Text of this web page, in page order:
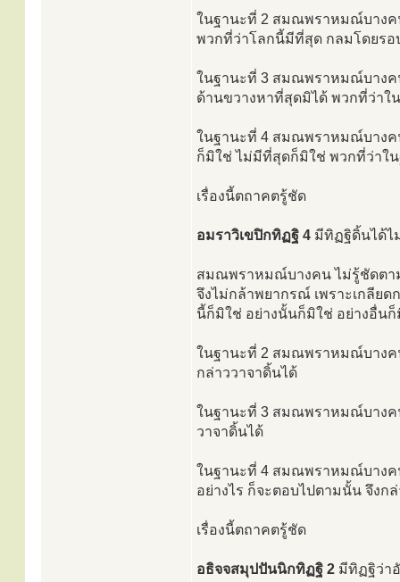
ในฐานะที่ 2 สมณพราหมณ์บางค
พวกที่ว่าโลกนี้มีที่สุด กลมโดยรอ
ในฐานะที่ 3 สมณพราหมณ์บางค
ด้านขวางหาที่สุดมิได้ พวกที่ว่าใ
ในฐานะที่ 4 สมณพราหมณ์บางค
ก็มิใช่ ไม่มีที่สุดก็มิใช่ พวกที่ว่าใ
เรื่องนี้ตถาคตรู้ชัด
อมราวิเขปิกทิฏฐิ 4 มีทิฏฐิดิ้นได้ไ
สมณพราหมณ์บางคน ไม่รู้ชัดตาม
จึงไม่กล้าพยากรณ์ เพราะเกลียด
นี้ก็มิใช่ อย่างนั้นก็มิใช่ อย่างอื่น
ในฐานะที่ 2 สมณพราหมณ์บางค
กล่าววาจาดิ้นได้
ในฐานะที่ 3 สมณพราหมณ์บางค
วาจาดิ้นได้
ในฐานะที่ 4 สมณพราหมณ์บางค
อย่างไร ก็จะตอบไปตามนั้น จึงก
เรื่องนี้ตถาคตรู้ชัด
อธิจจสมุปปันนิกทิฏฐิ 2 มีทิฏฐิว่า